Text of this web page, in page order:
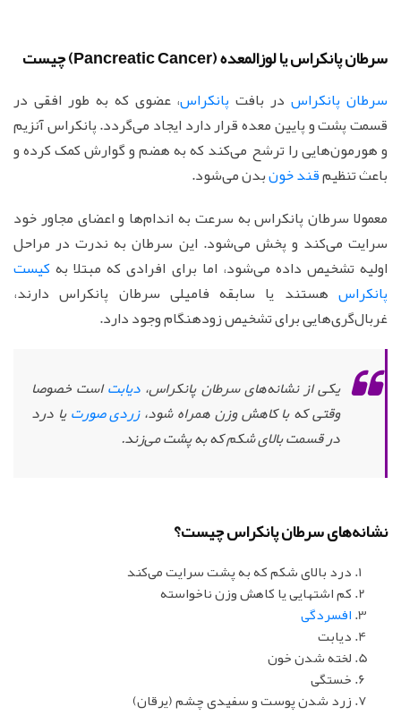
سرطان پانکراس یا لوزالمعده (Pancreatic Cancer) چیست
سرطان پانکراسدر بافت پانکراس، عضوی که به طور افقی در
قسمت پشت و پایین معده قرار دارد ایجاد می‌گردد. پانکراس آنزیم
و هورمون‌هایی را ترشح می‌کند که به هضم و گوارش کمک کرده و
باعث تنظیمقند خونبدن می‌شود.
معمولا سرطان پانکراس به سرعت به اندام‌ها و اعضای مجاور خود
سرایت می‌کند و پخش می‌شود. این سرطان به ندرت در مراحل
اولیه تشخیص داده می‌شود، اما برای افرادی که مبتلا بهکیست
پانکراس هستند یا سابقه فامیلی سرطان پانکراس دارند،
غربال‌گری‌هایی برای تشخیص زودهنگام وجود دارد.
یکی از نشانه‌های سرطان پانکراس،دیابتاست خصوصا
وقتی که با کاهش وزن همراه شود،زردی صورتیا درد
در قسمت بالای شکم که به پشت می‌زند.
نشانه‌های سرطان پانکراس چیست؟
درد بالای شکم که به پشت سرایت می‌کند
کم اشتهایی یا کاهش وزن ناخواسته
افسردگی
دیابت
لخته شدن خون
خستگی
زرد شدن پوست و سفیدی چشم (یرقان)